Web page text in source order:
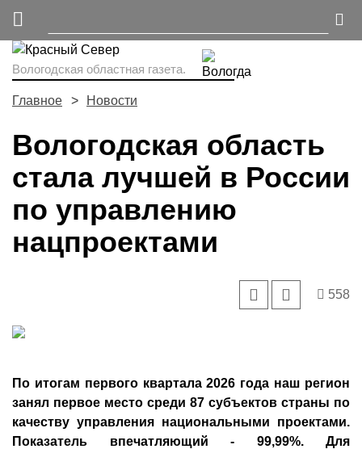
Вологодская областная газета.
Главное Новости
Вологодская область
стала лучшей в России
по управлению
нацпроектами
558
По итогам первого квартала 2026 года наш регион
занял первое место среди 87 субъектов страны по
качеству управления национальными проектами.
Показатель впечатляющий - 99,99%. Для